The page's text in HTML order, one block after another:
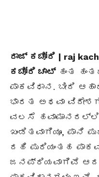
ರಾಜ್ ಕಚೋರಿ | raj
ಕಚೋರಿ ಚಾಟ್ಹಂತ
ಪಾಕವಿಧಾನ. ಬೀದಿ
ಭಾರತ ಅಥವಾ
ವಲಸೆ
ಖಂಡಿತವಾಗಿಯೂ, ಪಾನಿ
ದಹಿ ಪುರಿಯಂತಹ
ಜನಪ್ರಿಯವಾಗಿವೆ